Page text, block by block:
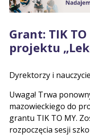
Grant: TIK
projektu
Dyrektorzy i
Uwaga! Trwa
mazowieckiego do
grantu TIK TO MY.
rozpoczęcia sesji